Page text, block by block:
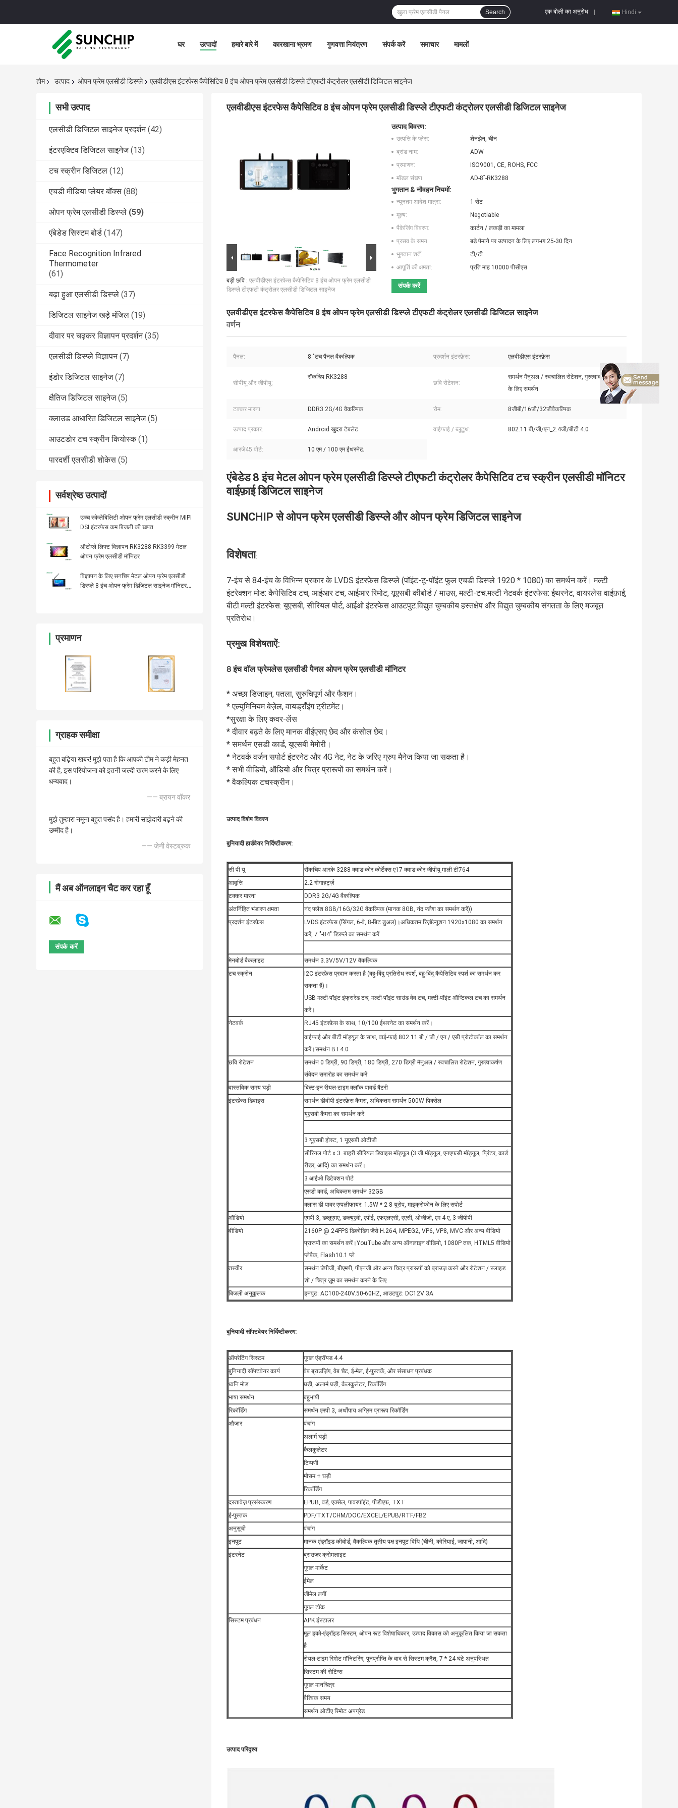
Hindi
एक बोली का अनुरोध
Search
घर उत्पादों हमारे बारे में कारखाना भ्रमण गुणवत्ता नियंत्रण संपर्क करें समाचार मामलों
होम उत्पाद ओपन फ्रेम एलसीडी डिस्प्ले एलवीडीएस इंटरफेस कैपेसिटिव 8 इंच ओपन फ्रेम एलसीडी डिस्प्ले टीएफटी कंट्रोलर एलसीडी डिजिटल साइनेज
सभी उत्पाद
एलसीडी डिजिटल साइनेज प्रदर्शन (42)
इंटरएक्टिव डिजिटल साइनेज (13)
टच स्क्रीन डिजिटल (12)
एचडी मीडिया प्लेयर बॉक्स (88)
ओपन फ्रेम एलसीडी डिस्प्ले (59)
एंबेडेड सिस्टम बोर्ड (147)
Face Recognition Infrared
Thermometer
(61)
बढ़ा हुआ एलसीडी डिस्प्ले (37)
डिजिटल साइनेज खड़े मंजिल (19)
दीवार पर चढ़कर विज्ञापन प्रदर्शन (35)
एलसीडी डिस्प्ले विज्ञापन (7)
इंडोर डिजिटल साइनेज (7)
क्षैतिज डिजिटल साइनेज (5)
क्लाउड आधारित डिजिटल साइनेज (5)
आउटडोर टच स्क्रीन कियोस्क (1)
पारदर्शी एलसीडी शोकेस (5)
सर्वश्रेष्ठ उत्पादों
उच्च स्केलेबिलिटी ओपन फ्रेम एलसीडी स्क्रीन MIPI
DSI इंटरफ़ेस कम बिजली की खपत
ऑटोप्ले लिफ्ट विज्ञापन RK3288 RK3399 मेटल
ओपन फ्रेम एलसीडी मॉनिटर
विज्ञापन के लिए सनचिप मेटल ओपन फ्रेम एलसीडी
डिस्प्ले 8 इंच ओपन-फ्रेम डिजिटल साइनेज मॉनिटर
प्रमाणन
ग्राहक समीक्षा
बहुत बढ़िया खबर! मुझे पता है कि आपकी टीम ने कड़ी मेहनत
की है, इस परियोजना को इतनी जल्दी खत्म करने के लिए
धन्यवाद।
—— ब्रायन वॉकर
मुझे तुम्हारा नमूना बहुत पसंद है। हमारी साझेदारी बढ़ने की
उम्मीद है।
—— जेनी वेस्टब्रुक
मैं अब ऑनलाइन चैट कर रहा हूँ
एलवीडीएस इंटरफेस कैपेसिटिव 8 इंच ओपन फ्रेम एलसीडी डिस्प्ले टीएफटी कंट्रोलर एलसीडी डिजिटल साइनेज
बड़ी छवि : एलवीडीएस इंटरफेस कैपेसिटिव 8 इंच ओपन फ्रेम एलसीडी
डिस्प्ले टीएफटी कंट्रोलर एलसीडी डिजिटल साइनेज
उत्पाद विवरण:
उत्पत्ति के प्लेस:
शेनझेन, चीन
ब्रांड नाम:
ADW
प्रमाणन:
ISO9001, CE, ROHS, FCC
मॉडल संख्या:
AD-8ʺ-RK3288
भुगतान & नौवहन नियमों:
न्यूनतम आदेश मात्रा:
1 सेट
मूल्य:
Negotiable
पैकेजिंग विवरण:
कार्टन / लकड़ी का मामला
प्रसव के समय:
बड़े पैमाने पर उत्पादन के लिए लगभग 25-30 दिन
भुगतान शर्तें:
टी/टी
आपूर्ति की क्षमता:
प्रति माह 10000 पीसीएस
संपर्क करें
एलवीडीएस इंटरफेस कैपेसिटिव 8 इंच ओपन फ्रेम एलसीडी डिस्प्ले टीएफटी कंट्रोलर एलसीडी डिजिटल साइनेज
वर्णन
पैनल: 8 "टच पैनल वैकल्पिक प्रदर्शन इंटरफ़ेस: एलवीडीएस इंटरफ़ेस
सीपीयू और जीपीयू:
रॉकचिप RK3288
छवि रोटेशन:
समर्थन मैनुअल / स्वचालित रोटेशन, गुरुत्वाकर्षण संवेदन
के लिए समर्थन
टक्कर मारना: DDR3 2G/4G वैकल्पिक रोम: 8जीबी/16जी/32जीवैकल्पिक
उत्पाद प्रकार: Android खुदरा टैबलेट वाईफाई / ब्लूटूथ: 802.11 बी/जी/एन_2.4जी/बीटी 4.0
आरजे45 पोर्ट: 10 एम / 100 एम ईथरनेट;
एंबेडेड 8 इंच मेटल ओपन फ्रेम एलसीडी डिस्प्ले टीएफटी कंट्रोलर कैपेसिटिव टच स्क्रीन एलसीडी मॉनिटर
वाईफ़ाई डिजिटल साइनेज
SUNCHIP से ओपन फ्रेम एलसीडी डिस्प्ले और ओपन फ्रेम डिजिटल साइनेज
विशेषता:
7-इंच से 84-इंच के विभिन्न प्रकार के LVDS इंटरफ़ेस डिस्प्ले (पॉइंट-टू-पॉइंट फुल एचडी डिस्प्ले 1920 * 1080) का समर्थन करें। मल्टी
इंटरेक्शन मोड: कैपेसिटिव टच, आईआर टच, आईआर रिमोट, यूएसबी कीबोर्ड / माउस, मल्टी-टच.मल्टी नेटवर्क इंटरफेस: ईथरनेट, वायरलेस वाईफ़ाई,
बीटी.मल्टी इंटरफेस: यूएसबी, सीरियल पोर्ट, आईओ इंटरफेस आउटपुट.विद्युत चुम्बकीय हस्तक्षेप और विद्युत चुम्बकीय संगतता के लिए मजबूत
प्रतिरोध।
प्रमुख विशेषताऐं:
8 इंच वॉल फ्रेमलेस एलसीडी पैनल ओपन फ्रेम एलसीडी मॉनिटर
* अच्छा डिजाइन, पतला, सुरुचिपूर्ण और फैशन।
* एल्युमिनियम बेज़ेल, वायर्ड्रॉइंग ट्रीटमेंट।
*सुरक्षा के लिए कवर-लेंस
* दीवार बढ़ते के लिए मानक वीईएसए छेद और कंसोल छेद।
* समर्थन एसडी कार्ड, यूएसबी मेमोरी।
* नेटवर्क वर्जन सपोर्ट इंटरनेट और 4G नेट, नेट के जरिए ग्रुप मैनेज किया जा सकता है।
* सभी वीडियो, ऑडियो और चित्र प्रारूपों का समर्थन करें।
* वैकल्पिक टचस्क्रीन।
उत्पाद विशेष विवरण
बुनियादी हार्डवेयर निर्दिष्टीकरण:
सी पी यू
रॉकचिप आरके 3288 क्वाड-कोर कोर्टेक्स-ए17 क्वाड-कोर जीपीयू माली-टी764
आवृत्ति
2.2 गीगाहर्ट्ज़
टक्कर मारना
DDR3 2G/4G वैकल्पिक
अंतर्निहित भंडारण क्षमता
नंद फ्लैश 8GB/16G/32G वैकल्पिक (मानक 8GB, नंद फ्लैश का समर्थन करें))
प्रदर्शन इंटरफ़ेस
LVDS इंटरफ़ेस (सिंगल, 6-वे, 8-बिट डुअल)।अधिकतम रिज़ॉल्यूशन 1920x1080 का समर्थन
करें, 7 "-84" डिस्प्ले का समर्थन करें
मेनबोर्ड बैकलाइट
समर्थन 3.3V/5V/12V वैकल्पिक
टच स्क्रीन
I2C इंटरफ़ेस प्रदान करता है (बहु-बिंदु प्रतिरोध स्पर्श, बहु-बिंदु कैपेसिटिव स्पर्श का समर्थन कर
सकता है)।
USB मल्टी-पॉइंट इंफ्रारेड टच, मल्टी-पॉइंट साउंड वेव टच, मल्टी-पॉइंट ऑप्टिकल टच का समर्थन
करें।
नेटवर्क
RJ45 इंटरफ़ेस के साथ, 10/100 ईथरनेट का समर्थन करें।
वाईफ़ाई और बीटी मॉड्यूल के साथ, वाई-फाई 802.11 बी / जी / एन / एसी प्रोटोकॉल का समर्थन
करें।समर्थन BT4.0
छवि रोटेशन
समर्थन 0 डिग्री, 90 डिग्री, 180 डिग्री, 270 डिग्री मैनुअल / स्वचालित रोटेशन, गुरुत्वाकर्षण
संवेदन समारोह का समर्थन करें
वास्तविक समय घड़ी
बिल्ट-इन रीयल-टाइम क्लॉक पावर्ड बैटरी
इंटरफ़ेस डिवाइस
समर्थन डीवीपी इंटरफ़ेस कैमरा, अधिकतम समर्थन 500W पिक्सेल
यूएसबी कैमरा का समर्थन करें
3 यूएसबी होस्ट, 1 यूएसबी ओटीजी
सीरियल पोर्ट x 3. बाहरी सीरियल डिवाइस मॉड्यूल (3 जी मॉड्यूल, एनएफसी मॉड्यूल, प्रिंटर, कार्ड
रीडर, आदि) का समर्थन करें।
3 आईओ डिटेक्शन पोर्ट
एसडी कार्ड, अधिकतम समर्थन 32GB
क्लास डी पावर एम्पलीफायर: 1.5W * 2 8 यूरोप, माइक्रोफोन के लिए सपोर्ट
ऑडियो
एमपी 3, डब्लूएमए, डब्ल्यूएवी, एपीई, एफएलएसी, एएसी, ओजीजी, एम 4 ए, 3 जीपीपी
वीडियो
2160P @ 24FPS डिकोडिंग जैसे H.264, MPEG2, VP6, VP8, MVC और अन्य वीडियो
प्रारूपों का समर्थन करें।YouTube और अन्य ऑनलाइन वीडियो, 1080P तक, HTML5 वीडियो
प्लेबैक, Flash10.1 प्ले
तस्वीर
समर्थन जेपीजी, बीएमपी, पीएनजी और अन्य चित्र प्रारूपों को ब्राउज़ करने और रोटेशन / स्लाइड
शो / चित्र ज़ूम का समर्थन करने के लिए
बिजली अनुकूलक
इनपुट: AC100-240V.50-60HZ, आउटपुट: DC12V 3A
बुनियादी सॉफ्टवेयर निर्दिष्टीकरण:
ऑपरेटिंग सिस्टम
गूगल एंड्रॉयड 4.4
बुनियादी सॉफ्टवेयर कार्य
वेब ब्राउज़िंग, वेब चैट, ई-मेल, ई-पुस्तकें, और संसाधन प्रबंधक
ध्वनि मोड
घड़ी, अलार्म घड़ी, कैलकुलेटर, रिकॉर्डिंग
भाषा समर्थन
बहुभाषी
रिकॉर्डिंग
समर्थन एमपी 3, अर्थोपाय अग्रिम प्रारूप रिकॉर्डिंग
औजार
पंचांग
अलार्म घड़ी
कैलकुलेटर
टिप्पणी
मौसम + घड़ी
रिकॉर्डिंग
दस्तावेज़ प्रसंस्करण
EPUB, वर्ड, एक्सेल, पावरपॉइंट, पीडीएफ, TXT
ई-पुस्तक
PDF/TXT/CHM/DOC/EXCEL/EPUB/RTF/FB2
अनुसूची
पंचांग
इनपुट
मानक एंड्रॉइड कीबोर्ड, वैकल्पिक तृतीय पक्ष इनपुट विधि (चीनी, कोरियाई, जापानी, आदि)
इंटरनेट
ब्राउज़र-क्रोमलाइट
गूगल मार्केट
ईमेल
जीमेल लगीं
गूगल टॉक
सिस्टम प्रबंधन
APK इंस्टालर
मूल इको-एंड्रॉइड सिस्टम, ओपन रूट विशेषाधिकार, उत्पाद विकास को अनुकूलित किया जा सकता
है
रीयल-टाइम रिमोट मॉनिटरिंग, पुनर्प्राप्ति के बाद से सिस्टम क्रैश, 7 * 24 घंटे अनुपस्थित
सिस्टम की सेटिंग्स
गूगल मानचित्र
वैश्विक समय
समर्थन ओटीए रिमोट अपग्रेड
उत्पाद परिदृश्य